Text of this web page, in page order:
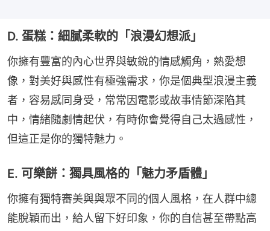
D. 蛋糕：細膩柔軟的「浪漫幻想派」
你擁有豐富的內心世界與敏銳的情感觸角，熱愛想
像，對美好與感性有極強需求，你是個典型浪漫主義
者，容易感同身受，常常因電影或故事情節深陷其
中，情緒隨劇情起伏，有時你會覺得自己太過感性，
但這正是你的獨特魅力。
E. 可樂餅：獨具風格的「魅力矛盾體」
你擁有獨特審美與與眾不同的個人風格，在人群中總
能脫穎而出，給人留下好印象，你的自信甚至帶點高